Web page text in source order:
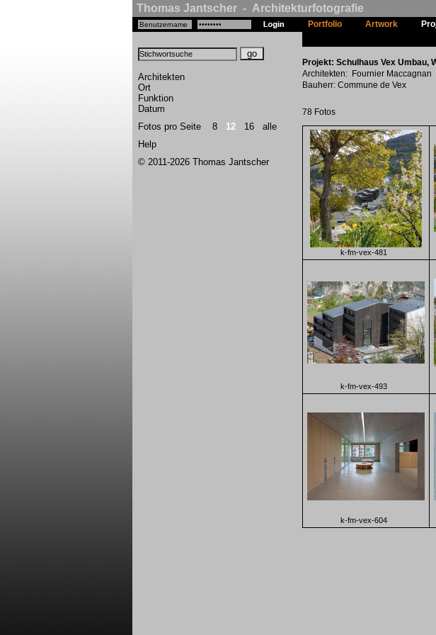
Thomas Jantscher - Architekturfotografie
Architekten
Ort
Funktion
Datum
Fotos pro Seite 8 12 16
alle
Help
© 2011-2026 Thomas Jantscher
Portfolio Artwork
Projekt: Schulhaus Vex Umbau,
Architekten: Fournier Maccagnan
Bauherr: Commune de Vex
78 Fotos
k-fm-vex-481
k-fm-vex-493
k-fm-vex-604